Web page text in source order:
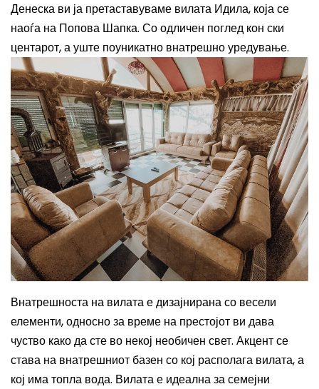
Денеска ви ја претаставуваме вилата Идила, која се
наоѓа на Попова Шапка. Со одличен поглед кон ски
центарот, а уште поуникатно внатрешно уредување.
Внатрешноста на вилата е дизајнирана со весели
елементи, односно за време на престојот ви дава
чуство како да сте во некој необичен свет. Акцент се
става на внатрешниот базен со кој располага вилата, а
кој има топла вода. Вилата е идеална за семејни